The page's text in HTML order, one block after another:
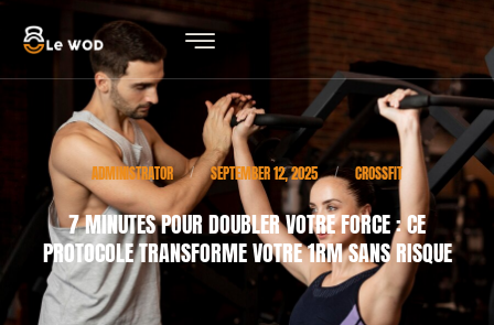
ADMINISTRATOR / SEPTEMBER 12, 2025 / CROSSFIT
7 MINUTES POUR DOUBLER VOTRE FORCE : CE
PROTOCOLE TRANSFORME VOTRE 1RM SANS RISQUE